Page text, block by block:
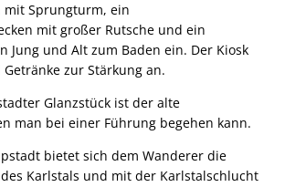
mit Sprungturm, ein
mit großer Rutsche und ein
Jung und Alt zum Baden ein. Der Kiosk
zur Stärkung an.
Glanzstück ist der alte
man bei einer Führung begehen kann.
bietet sich dem Wanderer die
Karlstals und mit der Karlstalschlucht